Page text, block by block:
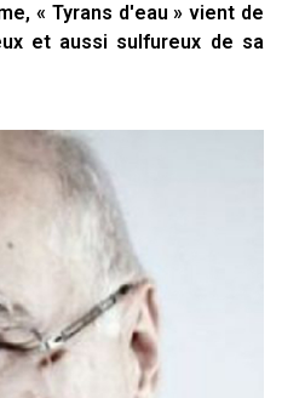
« Tyrans d'eau » vient de
et aussi sulfureux de sa